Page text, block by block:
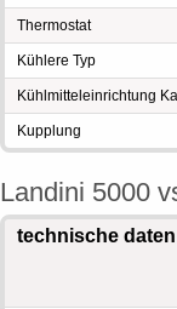
Thermostat
Kühlere Typ
Kühlmitteleinrichtung
Kupplung
Landini 5000
technische daten